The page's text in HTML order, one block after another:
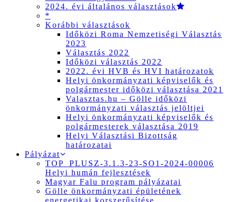
2024. évi általános választások
*
Korábbi választások
Időközi Roma Nemzetiségi Választás
2023
Választás 2022
Időközi választás 2022
2022. évi HVB és HVI határozatok
Helyi önkormányzati képviselők és
polgármester időközi választása 2021
Valasztas.hu – Gölle időközi
önkormányzati választás jelöltjei
Helyi önkormányzati képviselők és
polgármesterek választása 2019
Helyi Választási Bizottság
határozatai
Pályázat
TOP_PLUSZ-3.1.3-23-SO1-2024-00006
Helyi humán fejlesztések
Magyar Falu program pályázatai
Gölle önkormányzati épületének
energetikai korszerűsítése